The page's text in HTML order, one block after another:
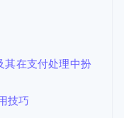
其在支付处理中扮
技巧